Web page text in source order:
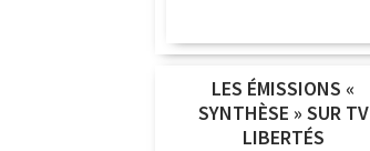
LES ÉMISSIONS «
SYNTHÈSE » SUR TV
LIBERTÉS